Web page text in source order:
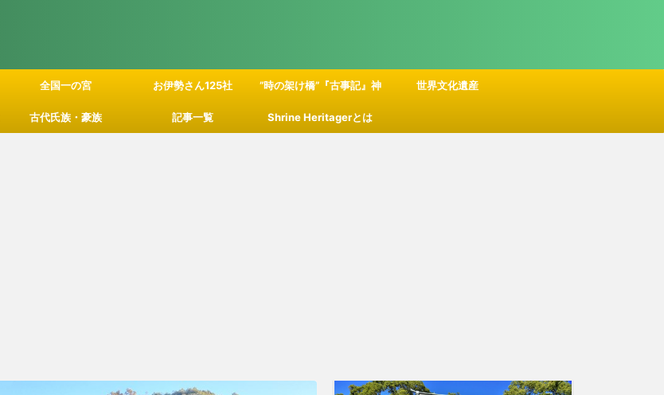
全国一の宮 お伊勢さん125社 ”時の架け橋”『古事記』神
話の舞台
世界文化遺産
古代氏族・豪族 記事一覧 Shrine Heritagerとは